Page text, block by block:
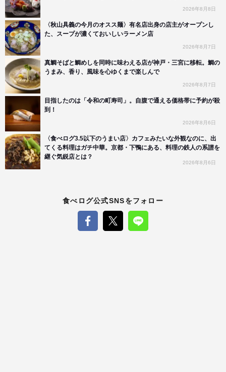
2026年8月8日
〈秋山具義の今月のオスス麺〉有名店出身の店主がオープンし
た、スープが濃くておいしいラーメン店
2026年8月7日
真鯛そばと鯛めしを同時に味わえる店が神戸・三宮に移転。鯛の
うまみ、香り、風味を心ゆくまで楽しんで
2026年8月7日
目指したのは「令和の町寿司」。自腹で通える価格帯に予約が殺
到！
2026年8月6日
〈食べログ3.5以下のうまい店〉カフェみたいな外観なのに、出
てくる料理はガチ中華。京都・下鴨にある、料理の鉄人の系譜を
継ぐ気鋭店とは？
2026年8月6日
食べログ公式SNSをフォロー